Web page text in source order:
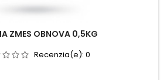
ZMES OBNOVA 0,5KG
Recenzia(e): 0